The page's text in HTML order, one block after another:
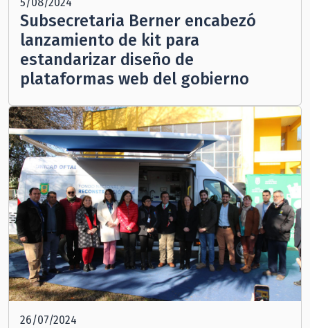
Subsecretaria Berner encabezó
lanzamiento de kit para
estandarizar diseño de
plataformas web del gobierno
26/07/2024